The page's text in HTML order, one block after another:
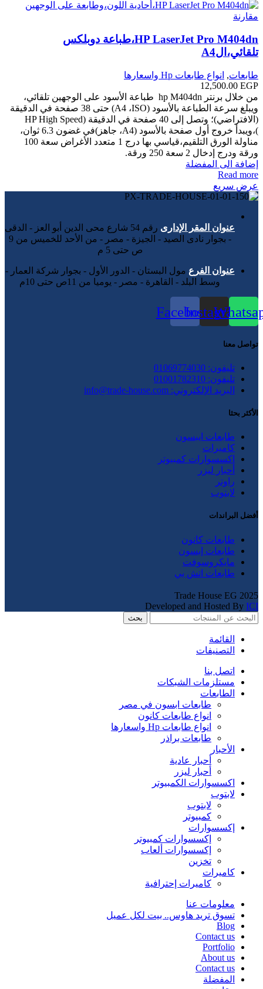
مقارنة
HP LaserJet Pro M404dn،طباعة دوبلكس
تلقائي،الA4
طابعات, انواع طابعات Hp واسعارها
12,500.00 EGP
من خلال برنتر hp M404dn طباعة الأسود على الوجهين تلقائي،
ويبلغ سرعة الطباعة بالأسود (ISO‏، A4‏) حتى 38 صفحة في الدقيقة
(الافتراضي)؛ وتصل إلى 40 صفحة في الدقيقة (HP High Speed
)،ويبدأ خروج أول صفحة بالأسود (A4، جاهز)في غضون 6.3 ثوان،
مناولة الورق التلقيم،قياسي بها درج 1 متعدد الأغراض سعة 100
ورقة ودرج إدخال 2 سعة 250 ورقة.
إضافة الى المفضلة
Read more
عرض سريع
عنوان المقر الإدارى
رقم 54 شارع محى الدين أبو العز - الدقى
- بجوار نادى الصيد - الجيزة - مصر - من الأحد للخميس من 9
ص حتى 5 م
عنوان الفرع مول البستان - الدور الأول - بجوار شركة العمار -
وسط البلد - القاهرة - مصر - يوميا من 11ص حتى 10م
Instagram
Facebook
تواصل معنا
تليفون: 01069774030
تليفون: 01001782310
البريد الإلكتروني: info@trade-house.com
الأكثر بحثا
طابعات ايبسون
كاميرات
اكسسوارات كمبيوتر
أحبار ليزر
راوتر
لابتوب
أفضل البراندات
طابعات كانون
طابعات إبسون
مايكروسوفت
طابعات اتش بي
Trade House EG 2025
Developed and Hosted By ICI
بحث
القائمة
التصنيفات
اتصل بنا
مستلزمات الشبكات
الطابعات
طابعات ابسون في مصر
انواع طابعات كانون
انواع طابعات Hp واسعارها
طابعات براذر
الأحبار
أحبار عادية
أحبار ليزر
اكسسوارات الكمبيوتر
لابتوب
لابتوب
كمبيوتر
إكسسوارات
إكسسوارات كمبيوتر
إكسسوارات ألعاب
تخزين
كاميرات
كاميرات إحترافية
معلومات عنا
تسوق تريد هاوس.. بيت لكل عميل
Blog
Contact us
Portfolio
About us
Contact us
المفضلة